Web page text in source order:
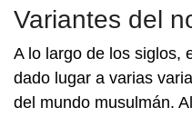
Variantes del
A lo largo de los siglos,
dado lugar a varias
del mundo musulmán.